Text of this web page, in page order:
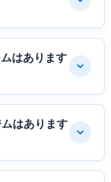
はあります
はあります